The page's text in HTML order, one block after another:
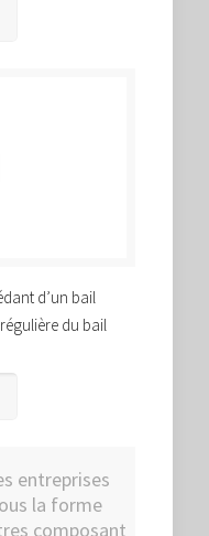
d’un bail
du bail
entreprises
la forme
composant